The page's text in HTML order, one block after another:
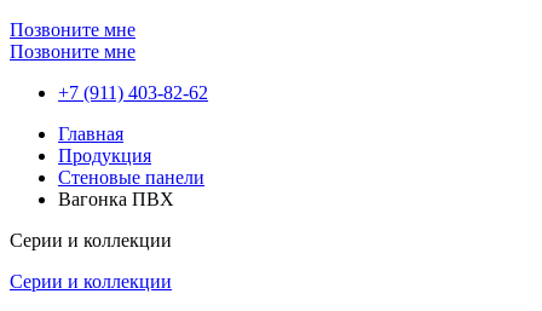
Позвоните мне
Позвоните мне
+7 (911) 403-82-62
Главная
Продукция
Стеновые панели
Вагонка ПВХ
Серии и коллекции
Серии и коллекции